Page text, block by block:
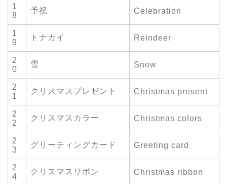
1
8
予祝 Celebration
1
9
トナカイ Reindeer
2
0
雪 Snow
2
1
クリスマスプレゼント Christmas present
2
2
クリスマスカラー Christmas colors
2
3
グリーティングカード Greeting card
2
4
クリスマスリボン Christmas ribbon